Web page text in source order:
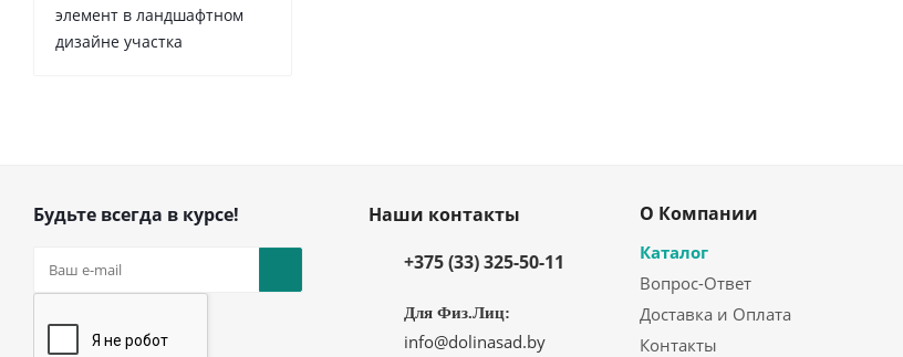
элемент в ландшафтном
дизайне участка
Будьте всегда в курсе!
Наши контакты
+375 (33) 325-50-11
Для Физ.Лиц:
info@dolinasad.by
О Компании
Каталог
Вопрос-Ответ
Доставка и Оплата
Контакты